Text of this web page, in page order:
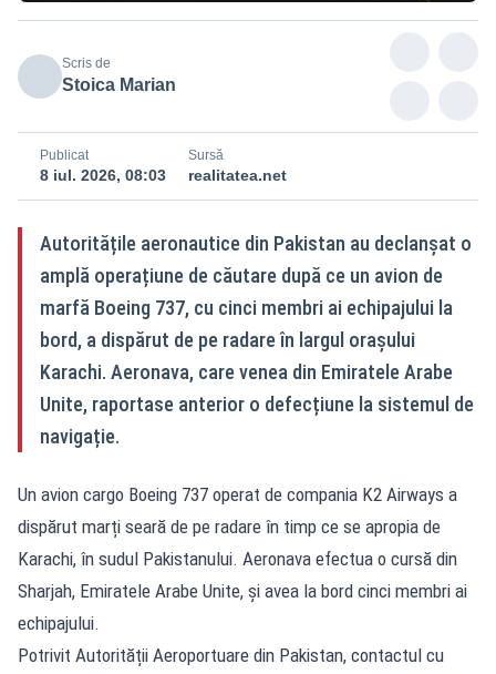
Scris de
Stoica Marian
Publicat
8 iul. 2026, 08:03
Sursă
realitatea.net
Autoritățile aeronautice din Pakistan au declanșat o
amplă operațiune de căutare după ce un avion de
marfă Boeing 737, cu cinci membri ai echipajului la
bord, a dispărut de pe radare în largul orașului
Karachi. Aeronava, care venea din Emiratele Arabe
Unite, raportase anterior o defecțiune la sistemul de
navigație.
Un avion cargo Boeing 737 operat de compania K2 Airways a
dispărut marți seară de pe radare în timp ce se apropia de
Karachi, în sudul Pakistanului. Aeronava efectua o cursă din
Sharjah, Emiratele Arabe Unite, și avea la bord cinci membri ai
echipajului.
Potrivit Autorității Aeroportuare din Pakistan, contactul cu